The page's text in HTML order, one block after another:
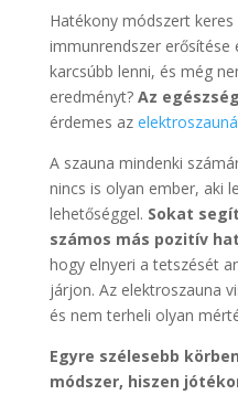
Hatékony módszert
immunrendszer erősítése
karcsúbb lenni, és még
eredményt? Az
érdemes az
A szauna mindenki
nincs is olyan ember, aki
lehetőséggel. Sokat
számos más pozitív
hogy elnyeri a tetszését
járjon. Az elektroszauna
és nem terheli olyan
Egyre szélesebb
módszer, hiszen